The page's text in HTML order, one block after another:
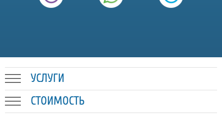
УСЛУГИ
СТОИМОСТЬ